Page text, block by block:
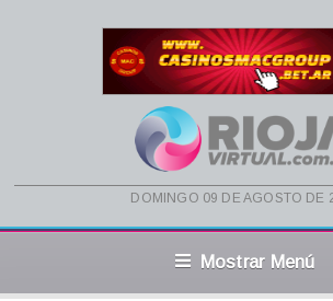
domingo 09 de agosto de
Mostrar Menú